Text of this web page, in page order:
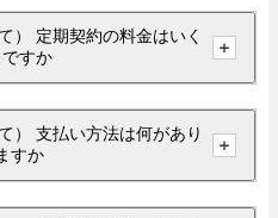
） 定期契約の料金はいく
ですか
） 支払い方法は何があり
すか